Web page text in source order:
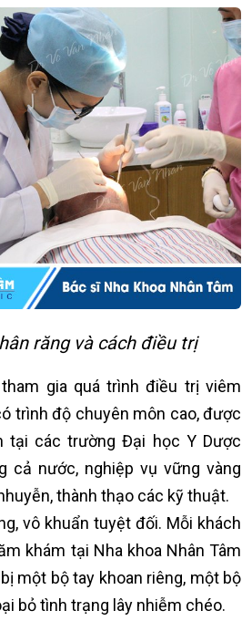
răng và cách điều trị
gia quá trình điều trị viêm
trình độ chuyên môn cao, được
tại các trường Đại học Y Dược
cả nước, nghiệp vụ vững vàng
thành thạo các kỹ thuật.
vô khuẩn tuyệt đối. Mỗi khách
khám tại Nha khoa Nhân Tâm
một bộ tay khoan riêng, một bộ
bỏ tình trạng lây nhiễm chéo.